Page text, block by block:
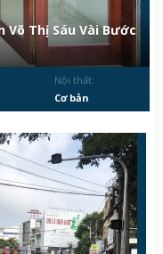
Võ Thị Sáu Vài Bước
Nội thất:
Cơ bản